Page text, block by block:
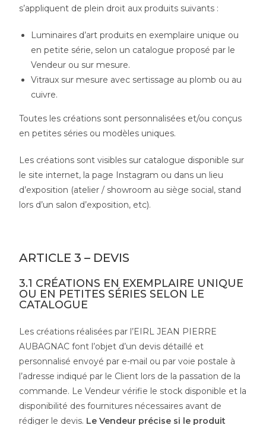
s’appliquent de plein droit aux produits suivants :
Luminaires d’art produits en exemplaire unique ou
en petite série, selon un catalogue proposé par le
Vendeur ou sur mesure.
Vitraux sur mesure avec sertissage au plomb ou au
cuivre.
Toutes les créations sont personnalisées et/ou conçus
en petites séries ou modèles uniques.
Les créations sont visibles sur catalogue disponible sur
le site internet, la page Instagram ou dans un lieu
d’exposition (atelier / showroom au siège social, stand
lors d’un salon d’exposition, etc).
ARTICLE 3 – DEVIS
3.1 CRÉATIONS EN EXEMPLAIRE UNIQUE
OU EN PETITES SÉRIES SELON LE
CATALOGUE
Les créations réalisées par l’EIRL JEAN PIERRE
AUBAGNAC font l’objet d’un devis détaillé et
personnalisé envoyé par e-mail ou par voie postale à
l’adresse indiqué par le Client lors de la passation de la
commande. Le Vendeur vérifie le stock disponible et la
disponibilité des fournitures nécessaires avant de
rédiger le devis. Le Vendeur précise si le produit